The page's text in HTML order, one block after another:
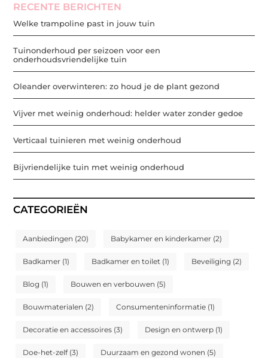
RECENTE BERICHTEN
Welke trampoline past in jouw tuin
Tuinonderhoud per seizoen voor een
onderhoudsvriendelijke tuin
Oleander overwinteren: zo houd je de plant gezond
Vijver met weinig onderhoud: helder water zonder gedoe
Verticaal tuinieren met weinig onderhoud
Bijvriendelijke tuin met weinig onderhoud
CATEGORIEËN
Aanbiedingen (20) Babykamer en kinderkamer (2)
Badkamer (1) Badkamer en toilet (1) Beveiliging (2)
Blog (1) Bouwen en verbouwen (5)
Bouwmaterialen (2) Consumenteninformatie (1)
Decoratie en accessoires (3) Design en ontwerp (1)
Doe-het-zelf(3) Duurzaam en gezond wonen (5)